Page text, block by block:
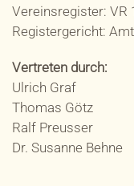
Vereinsregister: VR
Registergericht:
Vertreten durch:
Ulrich Graf
Thomas Götz
Ralf Preusser
Dr. Susanne Behne